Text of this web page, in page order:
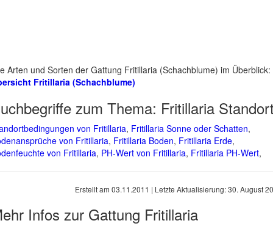
Arten und Sorten der Gattung Fritillaria (Schachblume) im Überblick:
Fritillaria (Schachblume)
zum Thema: Fritillaria
von Fritillaria, Fritillaria Sonne oder Schatten,
von Fritillaria, Fritillaria Boden, Fritillaria Erde,
von Fritillaria, PH-Wert von Fritillaria, Fritillaria PH-Wert,
Erstellt am 03.11.2011 | Letzte Aktualisierung:30. August
Infos zur Gattung Fritillaria